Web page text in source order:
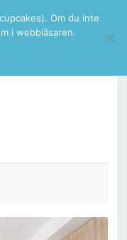
Om du inte
i webbläsaren.